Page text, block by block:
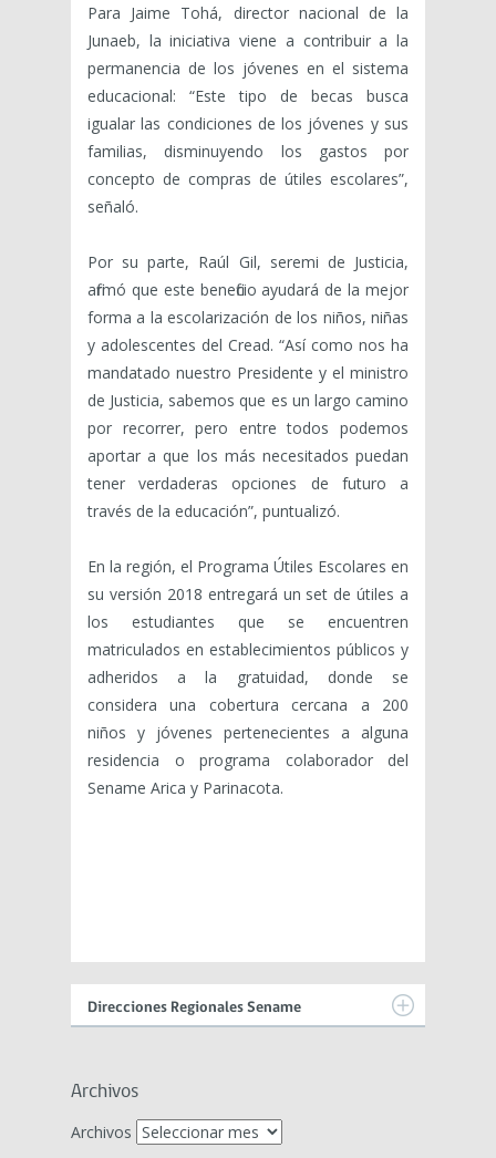
Para Jaime Tohá, director nacional de la
Junaeb, la iniciativa viene a contribuir a la
permanencia de los jóvenes en el sistema
educacional: “Este tipo de becas busca
igualar las condiciones de los jóvenes y sus
familias, disminuyendo los gastos por
concepto de compras de útiles escolares”,
señaló.
Por su parte, Raúl Gil, seremi de Justicia,
afirmó que este beneficio ayudará de la mejor
forma a la escolarización de los niños, niñas
y adolescentes del Cread. “Así como nos ha
mandatado nuestro Presidente y el ministro
de Justicia, sabemos que es un largo camino
por recorrer, pero entre todos podemos
aportar a que los más necesitados puedan
tener verdaderas opciones de futuro a
través de la educación”, puntualizó.
En la región, el Programa Útiles Escolares en
su versión 2018 entregará un set de útiles a
los estudiantes que se encuentren
matriculados en establecimientos públicos y
adheridos a la gratuidad, donde se
considera una cobertura cercana a 200
niños y jóvenes pertenecientes a alguna
residencia o programa colaborador del
Sename Arica y Parinacota.
Direcciones Regionales Sename
Archivos
Archivos